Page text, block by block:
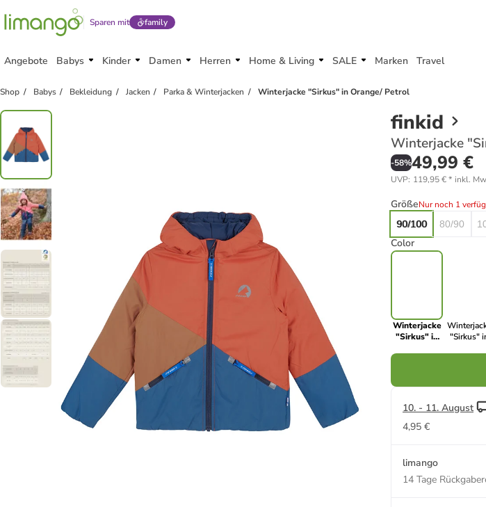
Sparen mit family
Angebote Babys Kinder Damen Herren Home & Living SALE Marken Travel
Shop Babys Bekleidung Jacken Parka & Winterjacken Winterjacke "Sirkus" in Orange/ Petrol
finkid
Winterjacke
-58%49,99 €
UVP: 119,95 €* inkl.
GrößeNur noch 1
90/100
80/90
Color
Winterjacke
"Sirkus" in
"Sirkus"
10. - 11. August
4,95 €
limango
14 Tage